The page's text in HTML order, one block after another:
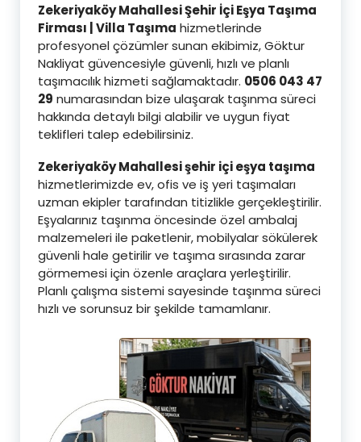
Zekeriyaköy Mahallesi Şehir İçi Eşya Taşıma
Firması | Villa Taşıma hizmetlerinde
profesyonel çözümler sunan ekibimiz, Göktur
Nakliyat güvencesiyle güvenli, hızlı ve planlı
taşımacılık hizmeti sağlamaktadır. 0506 043 47
29 numarasından bize ulaşarak taşınma süreci
hakkında detaylı bilgi alabilir ve uygun fiyat
teklifleri talep edebilirsiniz.
Zekeriyaköy Mahallesi şehir içi eşya taşıma
hizmetlerimizde ev, ofis ve iş yeri taşımaları
uzman ekipler tarafından titizlikle gerçekleştirilir.
Eşyalarınız taşınma öncesinde özel ambalaj
malzemeleri ile paketlenir, mobilyalar sökülerek
güvenli hale getirilir ve taşıma sırasında zarar
görmemesi için özenle araçlara yerleştirilir.
Planlı çalışma sistemi sayesinde taşınma süreci
hızlı ve sorunsuz bir şekilde tamamlanır.